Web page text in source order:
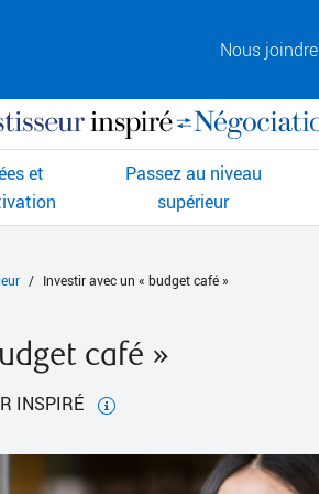
Nous joindre
et
Passez au niveau
supérieur
Investir avec un « budget café »
café »
INSPIRÉ